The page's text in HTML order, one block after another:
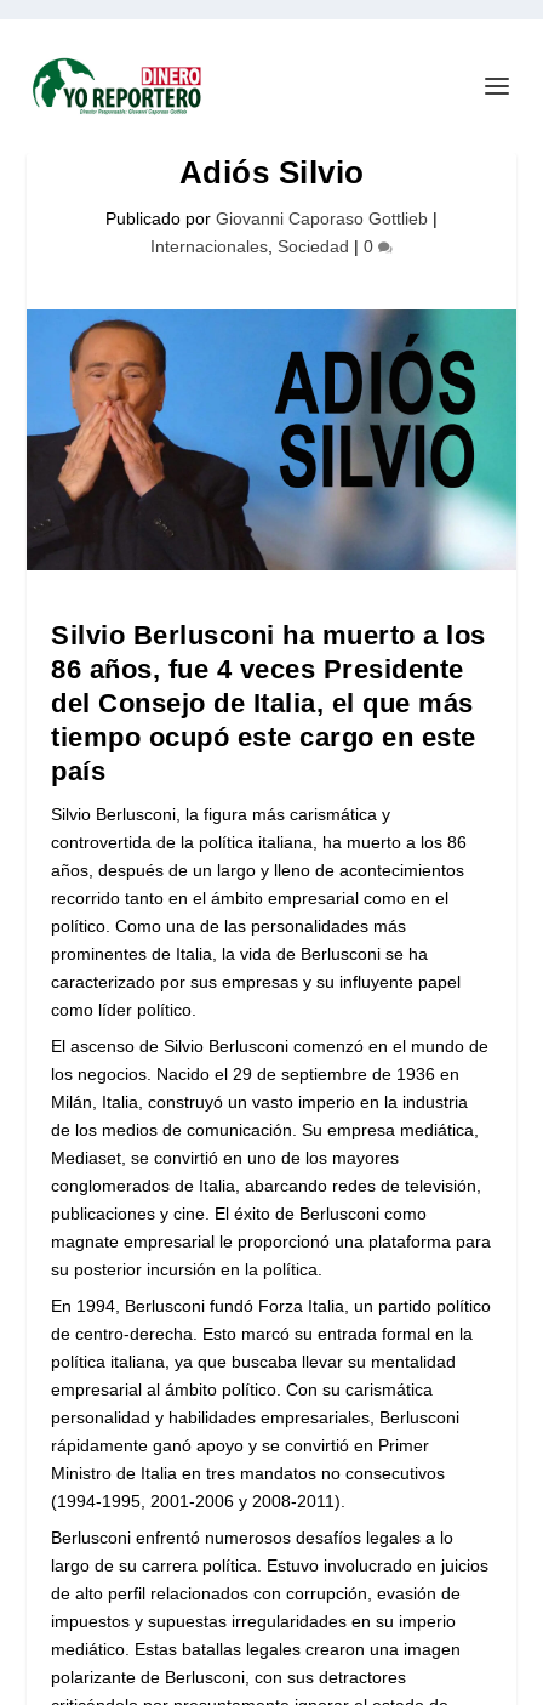
Adiós Silvio
Publicado por Giovanni Caporaso Gottlieb |
Internacionales Sociedad | 0
Silvio Berlusconi ha muerto a los
86 años, fue 4 veces Presidente
del Consejo de Italia, el que más
tiempo ocupó este cargo en este
país
Silvio Berlusconi, la figura más carismática y
controvertida de la política italiana, ha muerto a los 86
años, después de un largo y lleno de acontecimientos
recorrido tanto en el ámbito empresarial como en el
político. Como una de las personalidades más
prominentes de Italia, la vida de Berlusconi se ha
caracterizado por sus empresas y su influyente papel
como líder político.
El ascenso de Silvio Berlusconi comenzó en el mundo de
los negocios. Nacido el 29 de septiembre de 1936 en
Milán, Italia, construyó un vasto imperio en la industria
de los medios de comunicación. Su empresa mediática,
Mediaset, se convirtió en uno de los mayores
conglomerados de Italia, abarcando redes de televisión,
publicaciones y cine. El éxito de Berlusconi como
magnate empresarial le proporcionó una plataforma para
su posterior incursión en la política.
En 1994, Berlusconi fundó Forza Italia, un partido político
de centro-derecha. Esto marcó su entrada formal en la
política italiana, ya que buscaba llevar su mentalidad
empresarial al ámbito político. Con su carismática
personalidad y habilidades empresariales, Berlusconi
rápidamente ganó apoyo y se convirtió en Primer
Ministro de Italia en tres mandatos no consecutivos
(1994-1995, 2001-2006 y 2008-2011).
Berlusconi enfrentó numerosos desafíos legales a lo
largo de su carrera política. Estuvo involucrado en juicios
de alto perfil relacionados con corrupción, evasión de
impuestos y supuestas irregularidades en su imperio
mediático. Estas batallas legales crearon una imagen
polarizante de Berlusconi, con sus detractores